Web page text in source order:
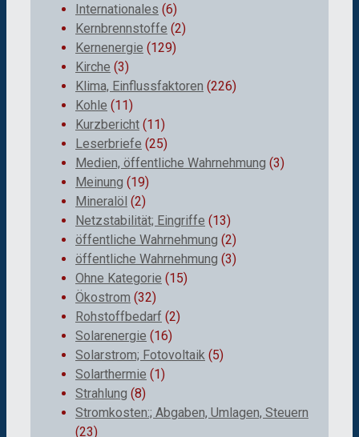
Internationales (6)
Kernbrennstoffe (2)
Kernenergie (129)
Kirche (3)
Klima, Einflussfaktoren (226)
Kohle (11)
Kurzbericht (11)
Leserbriefe (25)
Medien, öffentliche Wahrnehmung (3)
Meinung (19)
Mineralöl (2)
Netzstabilität; Eingriffe (13)
öffentliche Wahrnehmung (2)
öffentliche Wahrnehmung (3)
Ohne Kategorie (15)
Ökostrom (32)
Rohstoffbedarf (2)
Solarenergie (16)
Solarstrom; Fotovoltaik (5)
Solarthermie (1)
Strahlung (8)
Stromkosten:; Abgaben, Umlagen, Steuern
(23)